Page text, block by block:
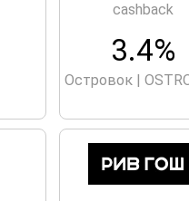
cashback
3.4%
Островок |